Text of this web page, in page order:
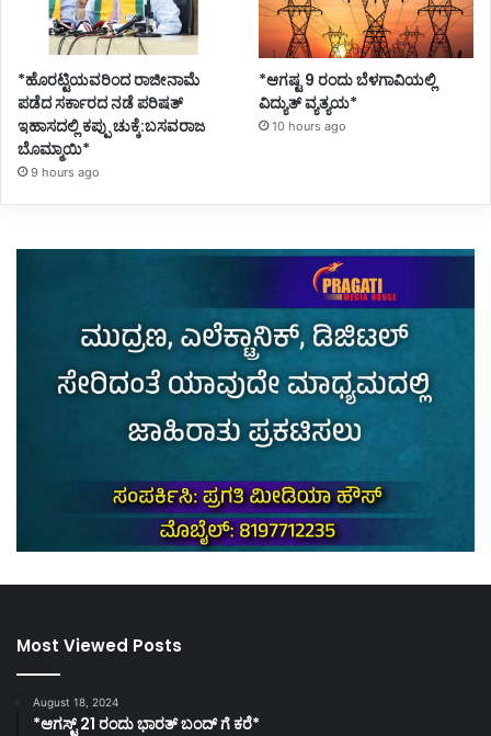
*ಹೊರಟ್ಟಿಯವರಿಂದ ರಾಜೀನಾಮೆ
ಪಡೆದ ಸರ್ಕಾರದ ನಡೆ ಪರಿಷತ್
ಇಹಾಸದಲ್ಲಿ ಕಪ್ಪು ಚುಕ್ಕೆ:ಬಸವರಾಜ
ಬೊಮ್ಮಾಯಿ*
9 hours ago
*ಆಗಷ್ಟ 9 ರಂದು ಬೆಳಗಾವಿಯಲ್ಲಿ
ವಿದ್ಯುತ್ ವ್ಯತ್ಯಯ*
10 hours ago
Most Viewed Posts
August 18, 2024
*ಆಗಸ್ಟ್ 21 ರಂದು ಭಾರತ್‌ ಬಂದ್‌ ಗೆ ಕರೆ*